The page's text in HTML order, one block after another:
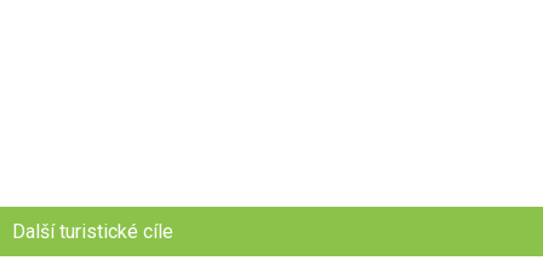
Další turistické cíle